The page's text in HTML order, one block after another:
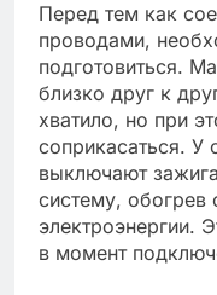
Перед тем как
проводами,
подготовиться.
близко друг к
хватило, но при
соприкасаться. У
выключают
систему, обогрев
электроэнергии.
в момент